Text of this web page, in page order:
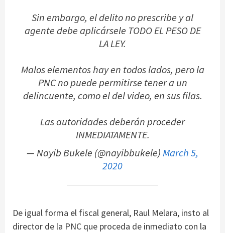
Sin embargo, el delito no prescribe y al
agente debe aplicársele TODO EL PESO DE
LA LEY.
Malos elementos hay en todos lados, pero la
PNC no puede permitirse tener a un
delincuente, como el del video, en sus filas.
Las autoridades deberán proceder
INMEDIATAMENTE.
— Nayib Bukele (@nayibbukele)March 5,
2020
De igual forma el fiscal general, Raul Melara, insto al
director de la PNC que proceda de inmediato con la